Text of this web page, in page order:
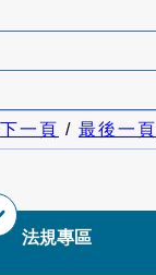
下一頁 / 最後一頁
法規專區